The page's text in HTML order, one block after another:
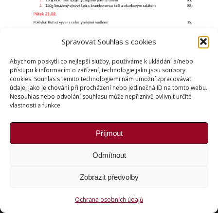
Spravovat Souhlas s cookies
Abychom poskytli co nejlepší služby, používáme k ukládání a/nebo
přístupu k informacím o zařízení, technologie jako jsou soubory
cookies. Souhlas s těmito technologiemi nám umožní zpracovávat
údaje, jako je chování při procházení nebo jedinečná ID na tomto webu.
Nesouhlas nebo odvolání souhlasu může nepříznivě ovlivnit určité
vlastnosti a funkce.
Příjmout
Odmítnout
Zobrazit předvolby
Ochrana osobních údajů
Obědové menu
stránekaSEO